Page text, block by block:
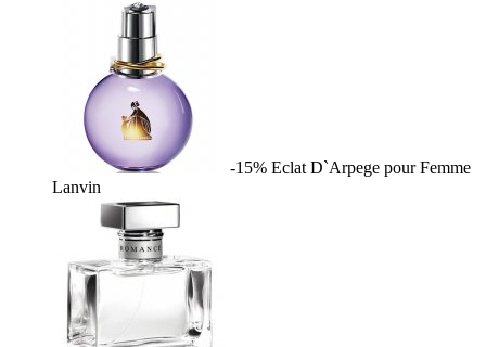
-15% Eclat D`Arpege pour Femme
Lanvin